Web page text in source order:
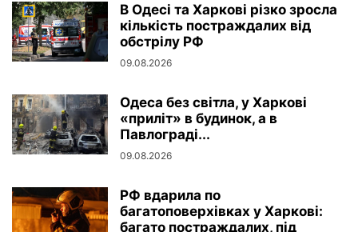
В Одесі та Харкові різко зросла
кількість постраждалих від
обстрілу РФ
09.08.2026
Одеса без світла, у Харкові
«приліт» в будинок, а в
Павлограді...
09.08.2026
РФ вдарила по
багатоповерхівках у Харкові:
багато постраждалих, під